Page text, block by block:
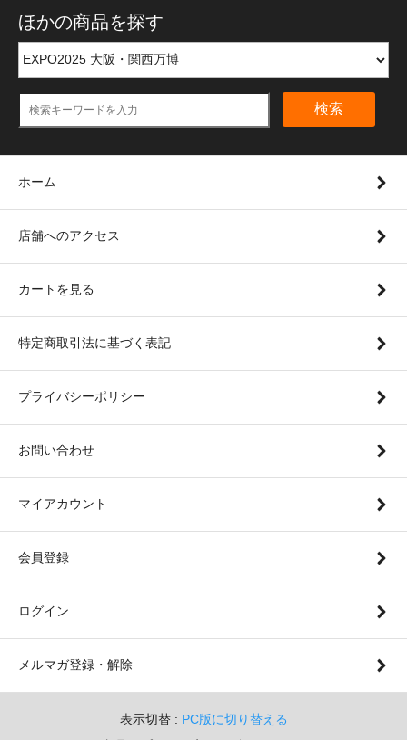
ほかの商品を探す
検索
ホーム
店舗へのアクセス
カートを見る
特定商取引法に基づく表記
プライバシーポリシー
お問い合わせ
マイアカウント
会員登録
ログイン
メルマガ登録・解除
表示切替 : PC版に切り替える